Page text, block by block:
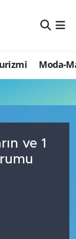
Moda-
ve 1
ve Fikstür